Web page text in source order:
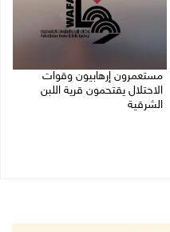
مستعمرون إرهابيون وقوات
الاحتلال يقتحمون قرية اللبن
الشرقية